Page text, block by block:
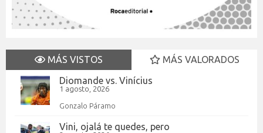
MÁS VISTOS
MÁS VALORADOS
Diomande vs. Vinícius
1 agosto, 2026
Gonzalo Páramo
Vini, ojalá te quedes, pero